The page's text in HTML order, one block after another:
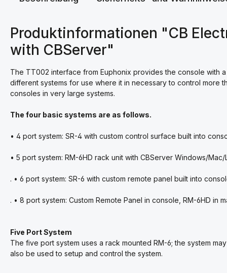
Produktinformationen "CB
with CBServer"
The TT002 interface from Euphonix provides the console with
different systems for use where it in necessary to control more
consoles in very large systems.
The four basic systems are as follows.
• 4 port system: SR-4 with custom control surface built into
• 5 port system: RM-6HD rack unit with CBServer Windows/Mac/
. • 6 port system: SR-6 with custom remote panel built into
. • 8 port system: Custom Remote Panel in console, RM-6HD in
Five Port System
The five port system uses a rack mounted RM-6; the system
also be used to setup and control the system.